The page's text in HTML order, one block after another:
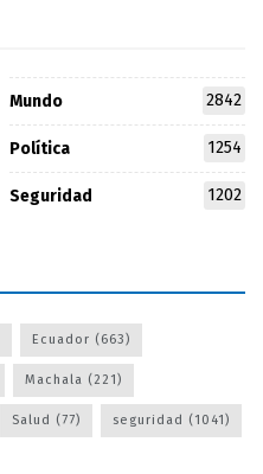
Mundo 2842
Política 1254
Seguridad 1202
Ecuador (663)
Machala (221)
Salud (77) seguridad (1041)